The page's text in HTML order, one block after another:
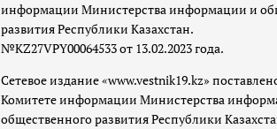
информации Министерства информации и
развития Республики Казахстан.
№KZ27VPY00064533 от 13.02.2023 года.
Сетевое издание «www.vestnik19.kz»
Комитете информации Министерства
общественного развития Республики